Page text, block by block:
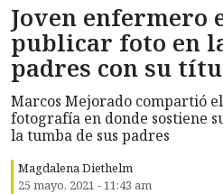
Joven enfermero
publicar foto en
padres con su
Marcos Mejorado compartió
fotografía en donde sostiene
la tumba de sus padres
Magdalena Diethelm
25 mayo, 2021 - 11:43 am